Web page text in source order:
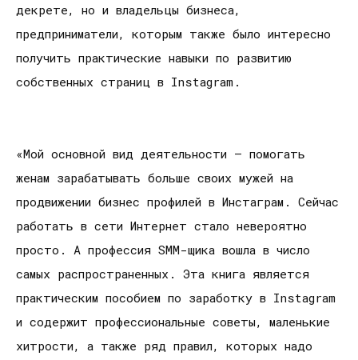
декрете, но и владельцы бизнеса,
предприниматели, которым также было интересно
получить практические навыки по развитию
собственных страниц в Instagram.
«Мой основной вид деятельности – помогать
женам зарабатывать больше своих мужей на
продвижении бизнес профилей в Инстаграм. Сейчас
работать в сети Интернет стало невероятно
просто. А профессия SMM-щика вошла в число
самых распространенных. Эта книга является
практическим пособием по заработку в Instagram
и содержит профессиональные советы, маленькие
хитрости, а также ряд правил, которых надо